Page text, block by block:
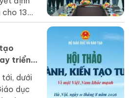
13
tham
bị năm
triển
khỏe
tới, dưới
dục